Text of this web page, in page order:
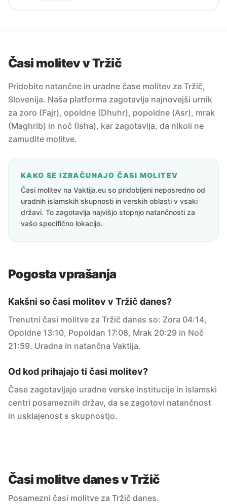
Časi molitev v Tržič
Pridobite natančne in uradne čase molitev za Tržič,
Slovenija. Naša platforma zagotavlja najnovejši urnik
za zoro (Fajr), opoldne (Dhuhr), popoldne (Asr), mrak
(Maghrib) in noč (Isha), kar zagotavlja, da nikoli ne
zamudite molitve.
KAKO SE IZRAČUNAJO ČASI MOLITEV
Časi molitev na Vaktija.eu so pridobljeni neposredno od
uradnih islamskih skupnosti in verskih oblasti v vsaki
državi. To zagotavlja najvišjo stopnjo natančnosti za
vašo specifično lokacijo.
Pogosta vprašanja
Kakšni so časi molitev v Tržič danes?
Trenutni časi molitve za Tržič danes so: Zora 04:14,
Opoldne 13:10, Popoldan 17:08, Mrak 20:29 in Noč
21:59. Uradna in natančna Vaktija.
Od kod prihajajo ti časi molitev?
Čase zagotavljajo uradne verske institucije in islamski
centri posameznih držav, da se zagotovi natančnost
in usklajenost s skupnostjo.
Časi molitve danes v Tržič
Posamezni časi molitve za Tržič danes.